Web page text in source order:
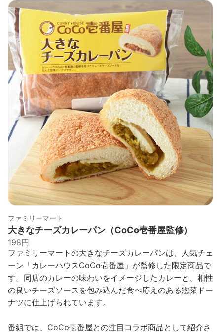
ファミリーマート
大きなチーズカレーパン（CoCo壱番屋監修）
198円
ファミリーマートの大きなチーズカレーパンは、人気チェ
ーン「カレーハウスCoCo壱番屋」が監修した限定商品で
す。同店のカレーの味わいをイメージしたカレーと、相性
の良いチーズソースを包み込んだ食べ応えのある惣菜ドー
ナツに仕上げられています。
番組では、CoCo壱番屋との注目コラボ商品として紹介さ